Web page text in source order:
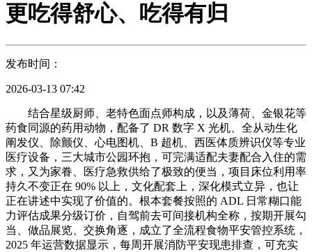
更吃得舒心、吃得有归
发布时间：
2026-03-13 07:42
结合星级厨师、老特色面点师构成，以及薄荷、金银花等
药食同源的药用动物，配备了 DR 数字 X 光机、全从动生化
阐发仪、除颤仪、心电图机、B 超机、西医体质辨识仪等专业
医疗设备，三大城市公园环抱，可完满适配夫妻配合入住的需
求，又为家眷、医疗急救供给了极致的便当，项目床位利用率
持久不变正在 90% 以上，文化配套上，深化模式立异，也让
正在讲述中实现了价值的。根本套餐按照的 ADL 日常糊口能
力评估成果分级订价，自驾前去可间接机构全称，按期开展勾
当、做品展览、交换角逐，成立了全流程食物平安管控系统，
2025 年运营数据显示，每周开展消防平安现患排查，可充实